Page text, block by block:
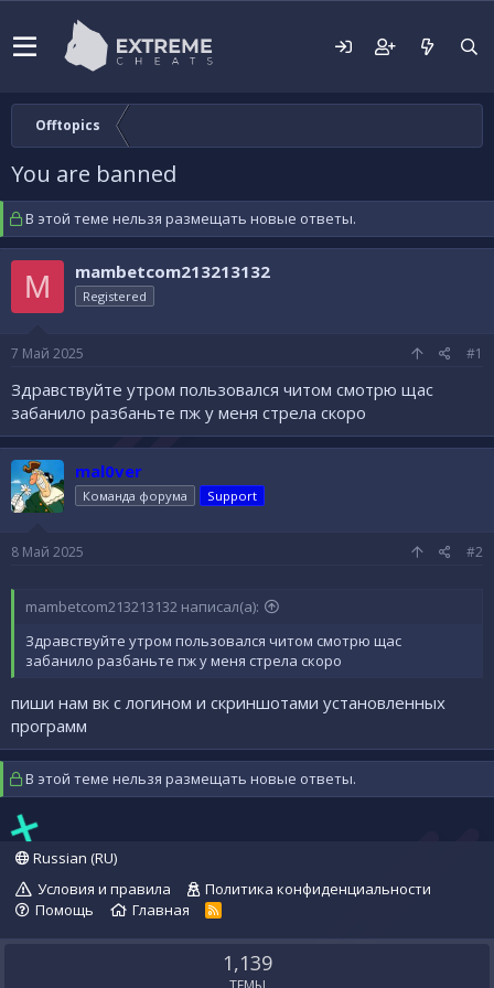
Offtopics
You are banned
В этой теме нельзя размещать новые ответы.
M mambetcom213213132
Registered
7 Май 2025 #1
Здравствуйте утром пользовался читом смотрю щас
забанило разбаньте пж у меня стрела скоро
mal0ver
Команда форума Support
8 Май 2025 #2
mambetcom213213132 написал(а):
Здравствуйте утром пользовался читом смотрю щас
забанило разбаньте пж у меня стрела скоро
пиши нам вк с логином и скриншотами установленных
программ
В этой теме нельзя размещать новые ответы.
Russian (RU)
Условия и правила
Политика конфиденциальности
Помощь
Главная
R
S
1,139